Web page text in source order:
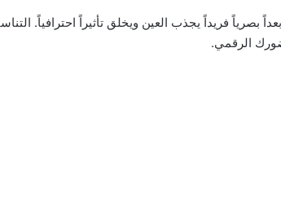
بصرياً فريداً يجذب العين ويخلق تأثيراً احترافياً.
الرقمي.